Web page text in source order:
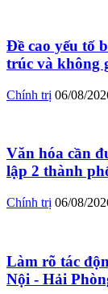
Đề cao yếu tố
trúc và không
Chính trị 06/08/
Văn hóa cần
lập 2 thành
Chính trị 06/08/
Làm rõ tác
Nội - Hải